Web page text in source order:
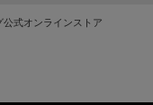
式オンラインストア